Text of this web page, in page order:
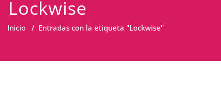
Lockwise
Inicio / Entradas con la etiqueta "Lockwise"